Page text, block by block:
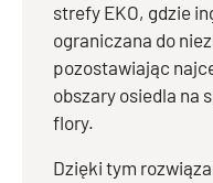
strefy EKO, gdzie
ograniczana do
pozostawiając
obszary osiedla na
flory.
Dzięki tym